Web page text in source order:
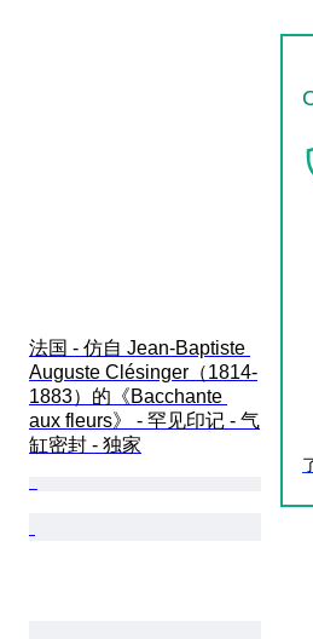
法国 - 仿自 Jean-Baptiste
Auguste Clésinger（1814-
1883）的《Bacchante
aux fleurs》 - 罕见印记 - 气
缸密封 - 独家